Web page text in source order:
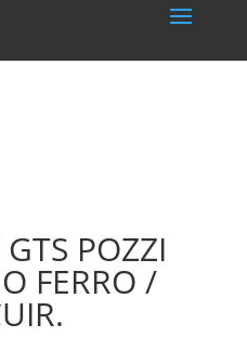
POZZI
FERRO /